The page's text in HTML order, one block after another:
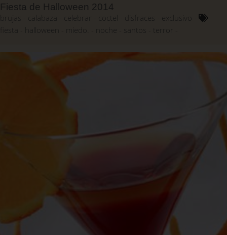
Fiesta de Halloween 2014
calabaza celebrar coctel disfraces
exclusivo
fiesta
halloween miedo. noche santos terror